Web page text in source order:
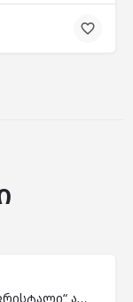
ს.ს. მიკროსაფინანსო ორგანიზაცია „კრისტალი“ არის საერთაშორისოდ აღიარებული, მაღალი პასუხისმგებლობის მქონე და გამჭვირვალე საკრედიტო ორგანიზაცია, რომელიც 50,000-იდან 50,000 ლარამდე სესხების გაცემის გზით ემსახურება მიკრო და მცირე მეწარმეებსა და ფერმერებს.